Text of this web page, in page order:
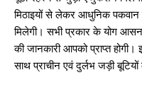
मिठाइयों से लेकर आधुनिक पकवान
मिलेगी। सभी प्रकार के योग
की जानकारी आपको प्राप्त
साथ प्राचीन एवं दुर्लभ जड़ी